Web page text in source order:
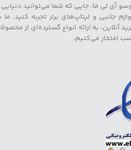
آی تی ما، جایی که شما می‌توانید دنیایی
جانبی و لپتاپ‌های برتر تجربه کنید. ما
آنلاین، به ارائه انواع گسترده‌ای از
افتخار می‌کنیم.